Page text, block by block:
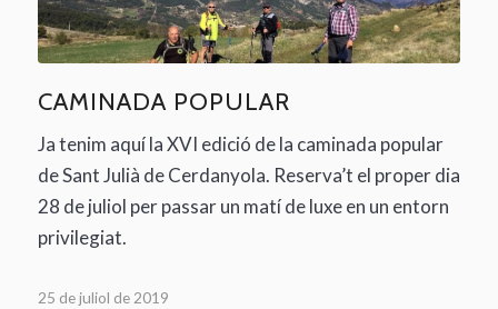
CAMINADA POPULAR
Ja tenim aquí la XVI edició de la caminada popular
de Sant Julià de Cerdanyola. Reserva’t el proper dia
28 de juliol per passar un matí de luxe en un entorn
privilegiat.
25 de juliol de 2019